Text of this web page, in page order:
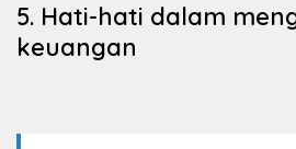
5. Hati-hati dalam
keuangan